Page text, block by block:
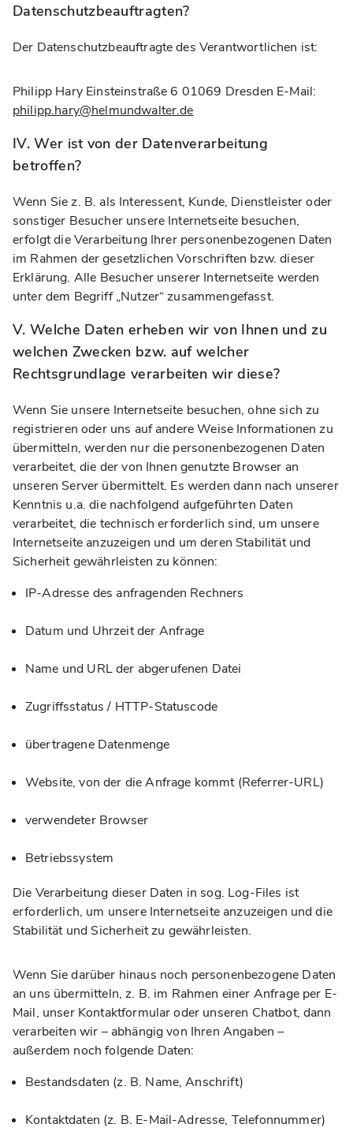
Datenschutzbeauftragten?
Der Datenschutzbeauftragte des Verantwortlichen ist:
Philipp Hary Einsteinstraße 6 01069 Dresden E-Mail:
philipp.hary@helmundwalter.de
IV. Wer ist von der Datenverarbeitung
betroffen?
Wenn Sie z. B. als Interessent, Kunde, Dienstleister oder
sonstiger Besucher unsere Internetseite besuchen,
erfolgt die Verarbeitung Ihrer personenbezogenen Daten
im Rahmen der gesetzlichen Vorschriften bzw. dieser
Erklärung. Alle Besucher unserer Internetseite werden
unter dem Begriff „Nutzer“ zusammengefasst.
V. Welche Daten erheben wir von Ihnen und zu
welchen Zwecken bzw. auf welcher
Rechtsgrundlage verarbeiten wir diese?
Wenn Sie unsere Internetseite besuchen, ohne sich zu
registrieren oder uns auf andere Weise Informationen zu
übermitteln, werden nur die personenbezogenen Daten
verarbeitet, die der von Ihnen genutzte Browser an
unseren Server übermittelt. Es werden dann nach unserer
Kenntnis u.a. die nachfolgend aufgeführten Daten
verarbeitet, die technisch erforderlich sind, um unsere
Internetseite anzuzeigen und um deren Stabilität und
Sicherheit gewährleisten zu können:
IP-Adresse des anfragenden Rechners
Datum und Uhrzeit der Anfrage
Name und URL der abgerufenen Datei
Zugriffsstatus / HTTP-Statuscode
übertragene Datenmenge
Website, von der die Anfrage kommt (Referrer-URL)
verwendeter Browser
Betriebssystem
Die Verarbeitung dieser Daten in sog. Log-Files ist
erforderlich, um unsere Internetseite anzuzeigen und die
Stabilität und Sicherheit zu gewährleisten.
Wenn Sie darüber hinaus noch personenbezogene Daten
an uns übermitteln, z. B. im Rahmen einer Anfrage per E-
Mail, unser Kontaktformular oder unseren Chatbot, dann
verarbeiten wir – abhängig von Ihren Angaben –
außerdem noch folgende Daten:
Bestandsdaten (z. B. Name, Anschrift)
Kontaktdaten (z. B. E-Mail-Adresse, Telefonnummer)